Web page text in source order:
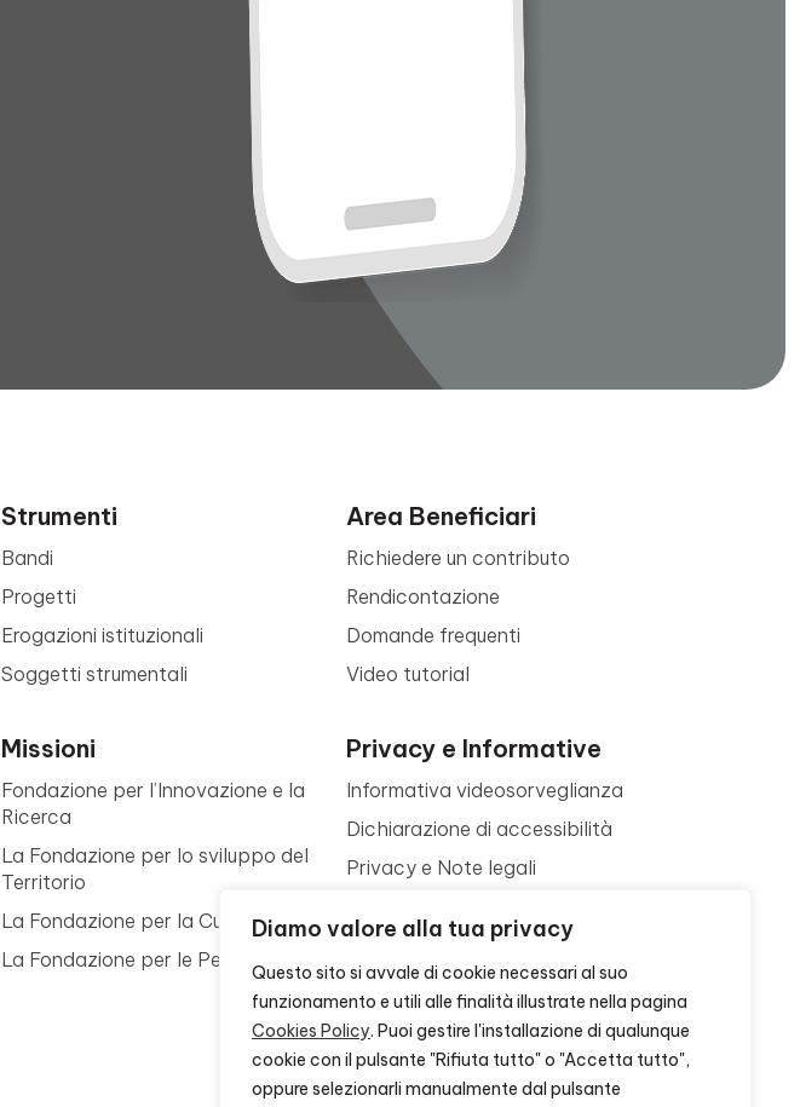
Diamo valore alla tua privacy
Questo sito si avvale di cookie necessari al suo
funzionamento e utili alle finalità illustrate nella pagina
Cookies Policy. Puoi gestire l'installazione di qualunque
cookie con il pulsante "Rifiuta tutto" o "Accetta tutto",
oppure selezionarli manualmente dal pulsante
Strumenti
Bandi
Progetti
Erogazioni istituzionali
Soggetti strumentali
Missioni
Fondazione per l’Innovazione e la
Ricerca
La Fondazione per lo sviluppo del
Territorio
La Fondazione per la Cultura
La Fondazione per le Persone
Area Beneficiari
Richiedere un contributo
Rendicontazione
Domande frequenti
Video tutorial
Privacy e Informative
Informativa videosorveglianza
Dichiarazione di accessibilità
Privacy e Note legali
Contattaci